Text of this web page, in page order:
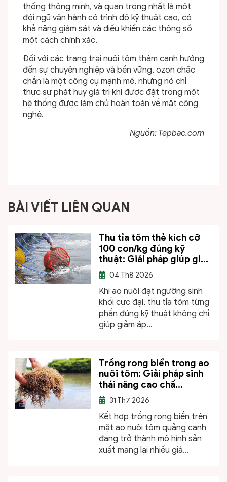
thống thông minh, và quan trọng nhất là một
đội ngũ vận hành có trình độ kỹ thuật cao, có
khả năng giám sát và điều khiển các thông số
một cách chính xác.
Đối với các trang trại nuôi tôm thâm canh hướng
đến sự chuyên nghiệp và bền vững, ozon chắc
chắn là một công cụ mạnh mẽ, nhưng nó chỉ
thực sự phát huy giá trị khi được đặt trong một
hệ thống được làm chủ hoàn toàn về mặt công
nghệ.
Nguồn: Tepbac.com
BÀI VIẾT LIÊN QUAN
Thu tỉa tôm thẻ kích cỡ
100 con/kg đúng kỹ
thuật: Giải pháp giúp gi...
04 Th8 2026
Khi ao nuôi đạt ngưỡng sinh
khối cực đại, thu tỉa tôm từng
phần đúng kỹ thuật không chỉ
giúp giảm áp...
Trồng rong biển trong ao
nuôi tôm: Giải pháp sinh
thái nâng cao chấ...
31 Th7 2026
Kết hợp trồng rong biển trên
mặt ao nuôi tôm quảng canh
đang trở thành mô hình sản
xuất mang lại nhiều giá...